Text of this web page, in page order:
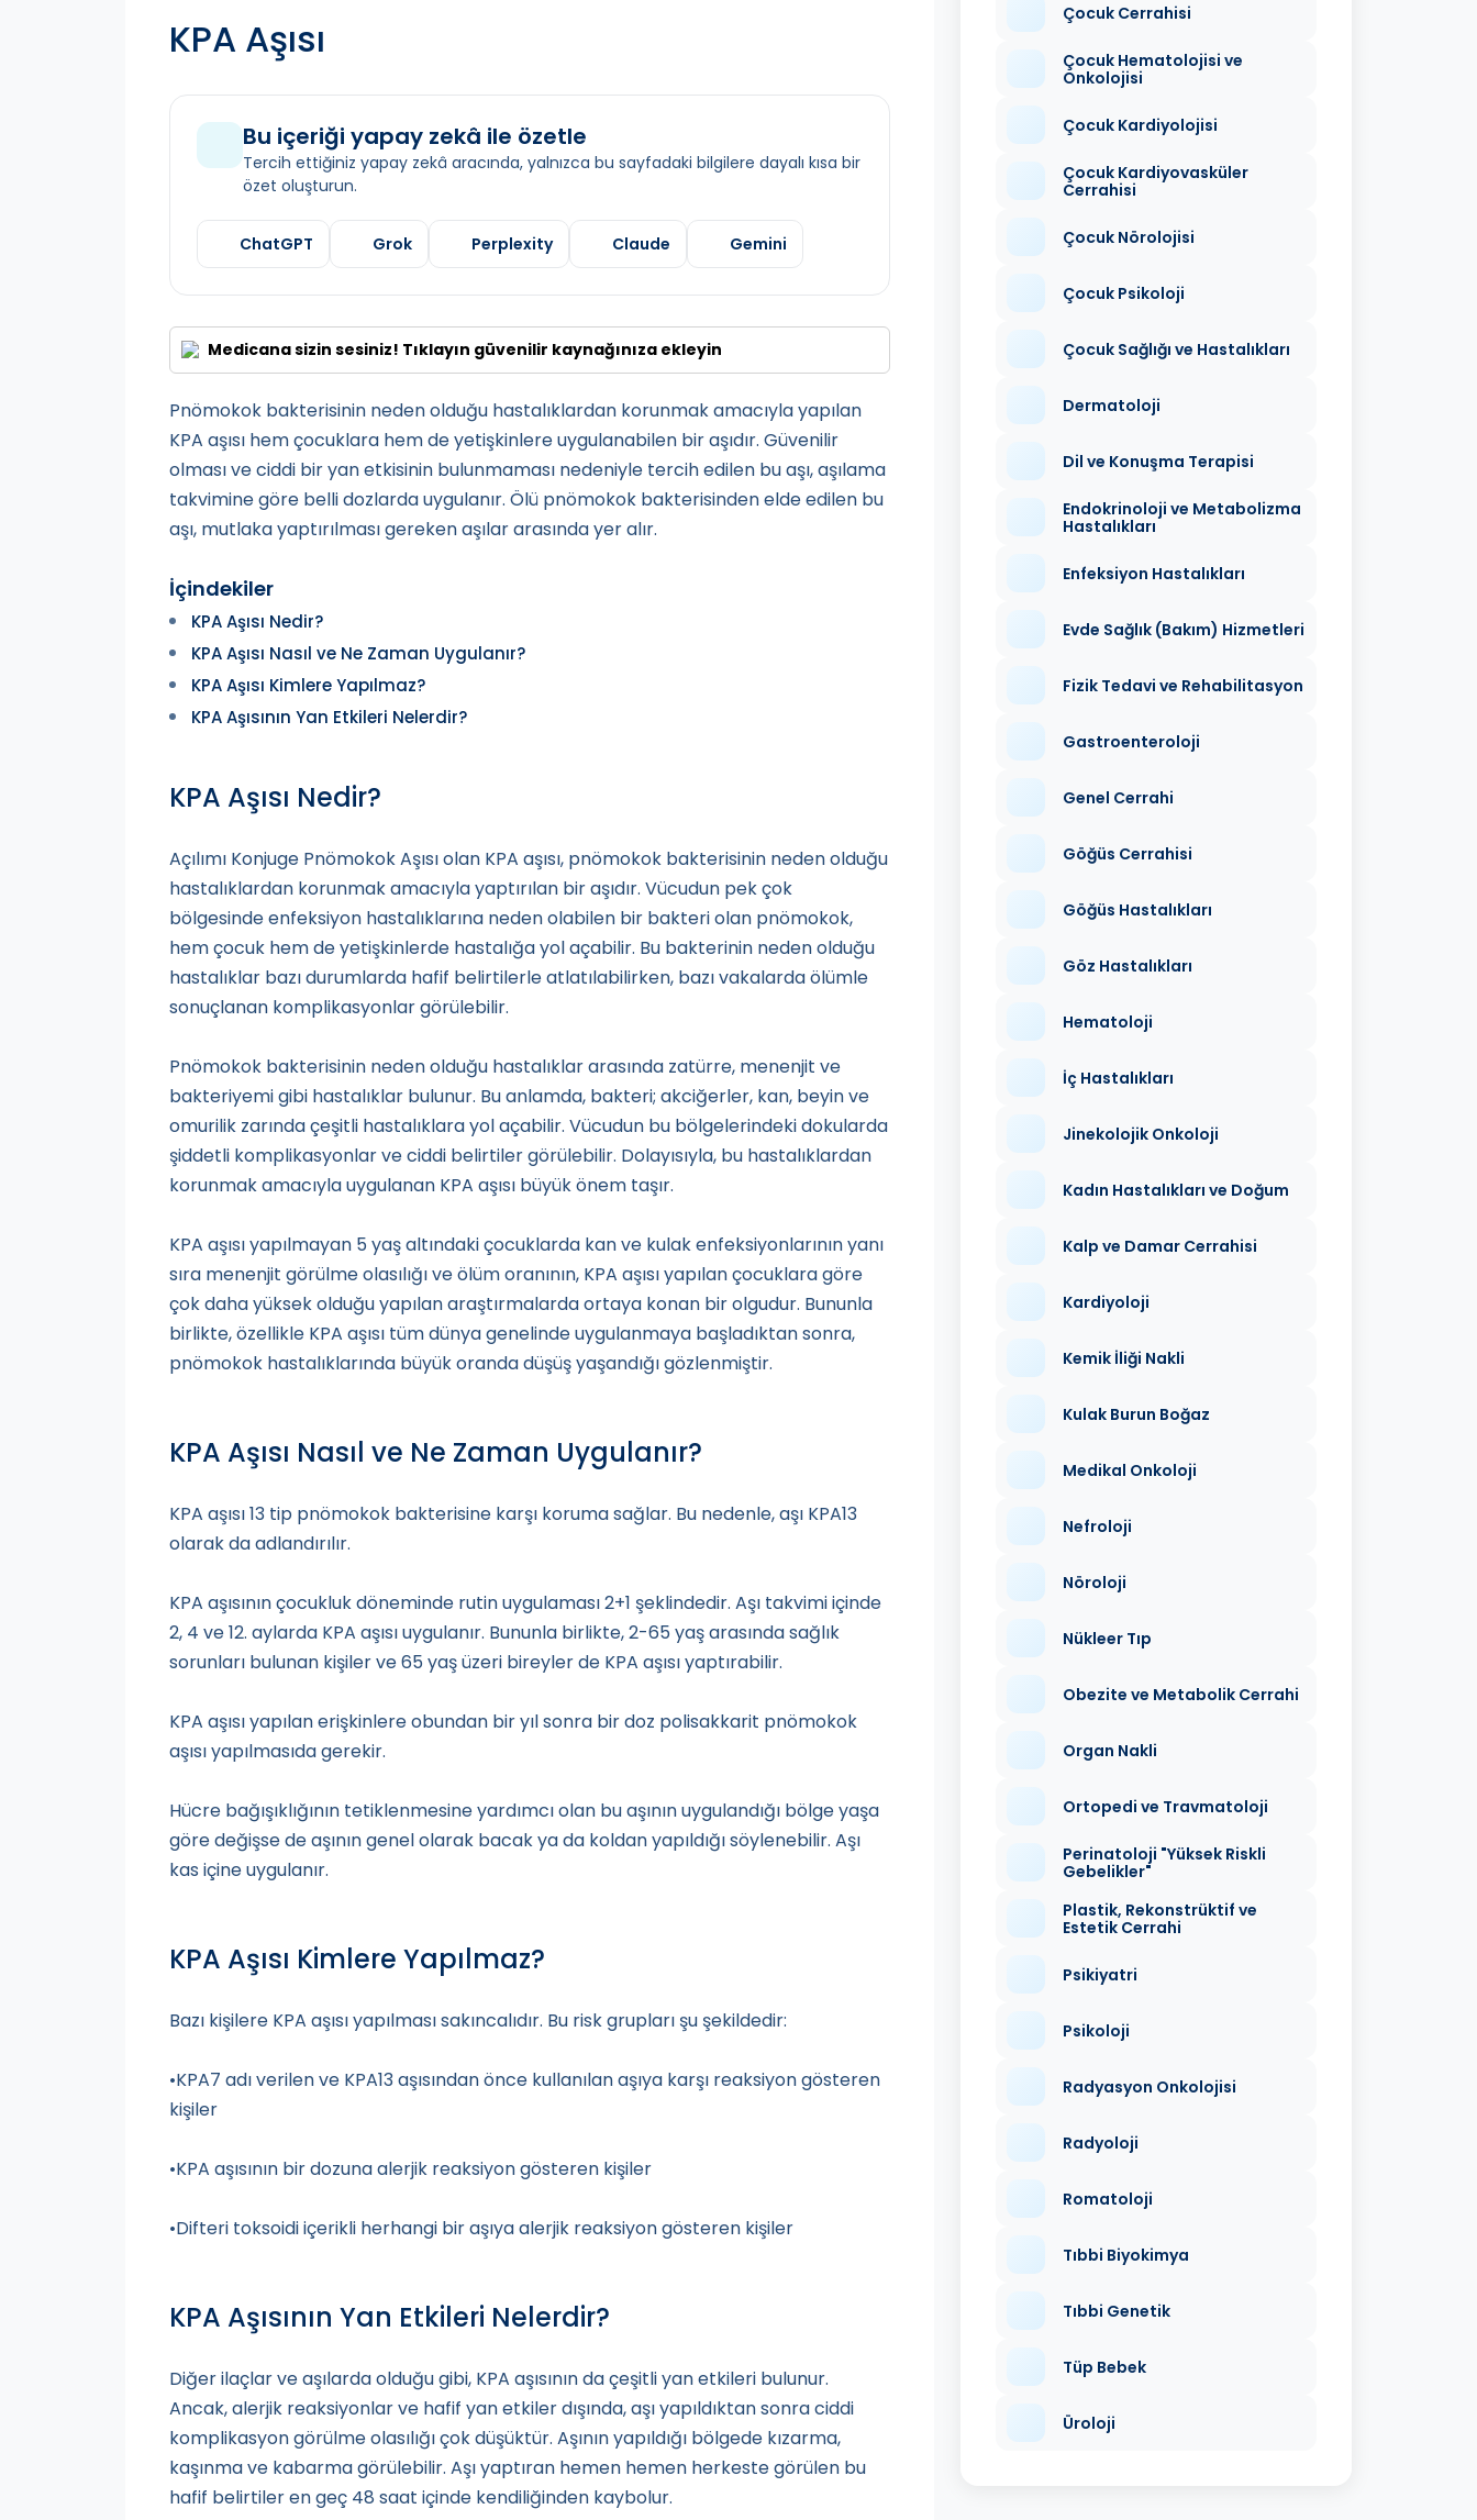
KPA Aşısı
Bu içeriği yapay zekâ ile özetle
Tercih ettiğiniz yapay zekâ aracında, yalnızca bu sayfadaki bilgilere dayalı kısa bir
özet oluşturun.
ChatGPT Grok Perplexity Claude Gemini
Medicana sizin sesiniz! Tıklayın güvenilir kaynağınıza ekleyin
Pnömokok bakterisinin neden olduğu hastalıklardan korunmak amacıyla yapılan
KPA aşısı hem çocuklara hem de yetişkinlere uygulanabilen bir aşıdır. Güvenilir
olması ve ciddi bir yan etkisinin bulunmaması nedeniyle tercih edilen bu aşı, aşılama
takvimine göre belli dozlarda uygulanır. Ölü pnömokok bakterisinden elde edilen bu
aşı, mutlaka yaptırılması gereken aşılar arasında yer alır.
İçindekiler
KPA Aşısı Nedir?
KPA Aşısı Nasıl ve Ne Zaman Uygulanır?
KPA Aşısı Kimlere Yapılmaz?
KPA Aşısının Yan Etkileri Nelerdir?
KPA Aşısı Nedir?
Açılımı Konjuge Pnömokok Aşısı olan KPA aşısı, pnömokok bakterisinin neden olduğu
hastalıklardan korunmak amacıyla yaptırılan bir aşıdır. Vücudun pek çok
bölgesinde enfeksiyon hastalıklarına neden olabilen bir bakteri olan pnömokok,
hem çocuk hem de yetişkinlerde hastalığa yol açabilir. Bu bakterinin neden olduğu
hastalıklar bazı durumlarda hafif belirtilerle atlatılabilirken, bazı vakalarda ölümle
sonuçlanan komplikasyonlar görülebilir.
Pnömokok bakterisinin neden olduğu hastalıklar arasında zatürre, menenjit ve
bakteriyemi gibi hastalıklar bulunur. Bu anlamda, bakteri; akciğerler, kan, beyin ve
omurilik zarında çeşitli hastalıklara yol açabilir. Vücudun bu bölgelerindeki dokularda
şiddetli komplikasyonlar ve ciddi belirtiler görülebilir. Dolayısıyla, bu hastalıklardan
korunmak amacıyla uygulanan KPA aşısı büyük önem taşır.
KPA aşısı yapılmayan 5 yaş altındaki çocuklarda kan ve kulak enfeksiyonlarının yanı
sıra menenjit görülme olasılığı ve ölüm oranının, KPA aşısı yapılan çocuklara göre
çok daha yüksek olduğu yapılan araştırmalarda ortaya konan bir olgudur. Bununla
birlikte, özellikle KPA aşısı tüm dünya genelinde uygulanmaya başladıktan sonra,
pnömokok hastalıklarında büyük oranda düşüş yaşandığı gözlenmiştir.
KPA Aşısı Nasıl ve Ne Zaman Uygulanır?
KPA aşısı 13 tip pnömokok bakterisine karşı koruma sağlar. Bu nedenle, aşı KPA13
olarak da adlandırılır.
KPA aşısının çocukluk döneminde rutin uygulaması 2+1 şeklindedir. Aşı takvimi içinde
2, 4 ve 12. aylarda KPA aşısı uygulanır. Bununla birlikte, 2-65 yaş arasında sağlık
sorunları bulunan kişiler ve 65 yaş üzeri bireyler de KPA aşısı yaptırabilir.
KPA aşısı yapılan erişkinlere obundan bir yıl sonra bir doz polisakkarit pnömokok
aşısı yapılmasıda gerekir.
Hücre bağışıklığının tetiklenmesine yardımcı olan bu aşının uygulandığı bölge yaşa
göre değişse de aşının genel olarak bacak ya da koldan yapıldığı söylenebilir. Aşı
kas içine uygulanır.
KPA Aşısı Kimlere Yapılmaz?
Bazı kişilere KPA aşısı yapılması sakıncalıdır. Bu risk grupları şu şekildedir:
•KPA7 adı verilen ve KPA13 aşısından önce kullanılan aşıya karşı reaksiyon gösteren
kişiler
•KPA aşısının bir dozuna alerjik reaksiyon gösteren kişiler
•Difteri toksoidi içerikli herhangi bir aşıya alerjik reaksiyon gösteren kişiler
KPA Aşısının Yan Etkileri Nelerdir?
Diğer ilaçlar ve aşılarda olduğu gibi, KPA aşısının da çeşitli yan etkileri bulunur.
Ancak, alerjik reaksiyonlar ve hafif yan etkiler dışında, aşı yapıldıktan sonra ciddi
komplikasyon görülme olasılığı çok düşüktür. Aşının yapıldığı bölgede kızarma,
kaşınma ve kabarma görülebilir. Aşı yaptıran hemen hemen herkeste görülen bu
hafif belirtiler en geç 48 saat içinde kendiliğinden kaybolur.
Çocuk Cerrahisi
Çocuk Hematolojisi ve
Onkolojisi
Çocuk Kardiyolojisi
Çocuk Kardiyovasküler
Cerrahisi
Çocuk Nörolojisi
Çocuk Psikoloji
Çocuk Sağlığı ve Hastalıkları
Dermatoloji
Dil ve Konuşma Terapisi
Endokrinoloji ve Metabolizma
Hastalıkları
Enfeksiyon Hastalıkları
Evde Sağlık (Bakım) Hizmetleri
Fizik Tedavi ve Rehabilitasyon
Gastroenteroloji
Genel Cerrahi
Göğüs Cerrahisi
Göğüs Hastalıkları
Göz Hastalıkları
Hematoloji
İç Hastalıkları
Jinekolojik Onkoloji
Kadın Hastalıkları ve Doğum
Kalp ve Damar Cerrahisi
Kardiyoloji
Kemik İliği Nakli
Kulak Burun Boğaz
Medikal Onkoloji
Nefroloji
Nöroloji
Nükleer Tıp
Obezite ve Metabolik Cerrahi
Organ Nakli
Ortopedi ve Travmatoloji
Perinatoloji "Yüksek Riskli
Gebelikler"
Plastik, Rekonstrüktif ve
Estetik Cerrahi
Psikiyatri
Psikoloji
Radyasyon Onkolojisi
Radyoloji
Romatoloji
Tıbbi Biyokimya
Tıbbi Genetik
Tüp Bebek
Üroloji